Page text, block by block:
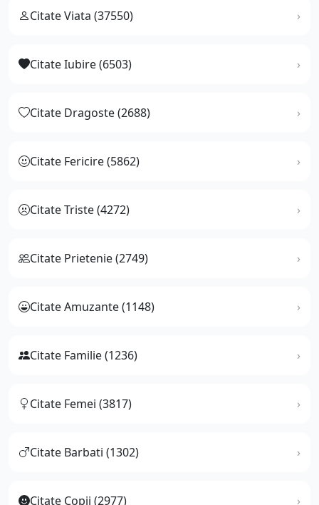
Citate Viata (37550)
Citate Iubire (6503)
Citate Dragoste (2688)
Citate Fericire (5862)
Citate Triste (4272)
Citate Prietenie (2749)
Citate Amuzante (1148)
Citate Familie (1236)
Citate Femei (3817)
Citate Barbati (1302)
Citate Copii (2977)